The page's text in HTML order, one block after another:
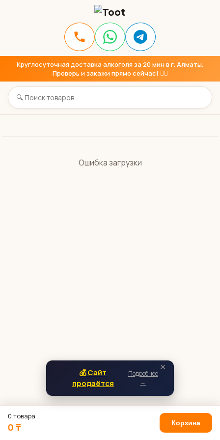
Круглосуточная доставка алкоголя за 20 мин в г. Алматы.
Проверь и закажи прямо сейчас! 👇🏼
Ошибка загрузки
✕
💰 Сайт
продаётся
Подробнее
→
0 товара
0 ₸ Корзина